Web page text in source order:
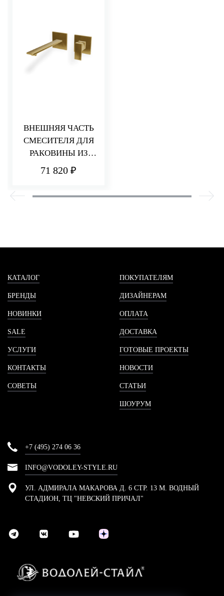
ВНЕШНЯЯ ЧАСТЬ
СМЕСИТЕЛЯ ДЛЯ
РАКОВИНЫ ИЗ
СТЕНЫ 185 ММ Q30
71 820 ₽
КАТАЛОГ
БРЕНДЫ
НОВИНКИ
SALE
УСЛУГИ
КОНТАКТЫ
СОВЕТЫ
ПОКУПАТЕЛЯМ
ДИЗАЙНЕРАМ
ОПЛАТА
ДОСТАВКА
ГОТОВЫЕ ПРОЕКТЫ
НОВОСТИ
СТАТЬИ
ШОУРУМ
+7 (495) 274 06 36
INFO@VODOLEY-STYLE.RU
УЛ. АДМИРАЛА МАКАРОВА Д. 6 СТР. 13 М. ВОДНЫЙ
СТАДИОН, ТЦ "НЕВСКИЙ ПРИЧАЛ"